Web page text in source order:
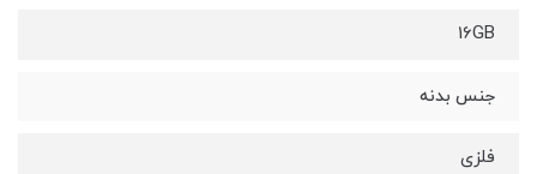
16GB
جنس بدنه
فلزی